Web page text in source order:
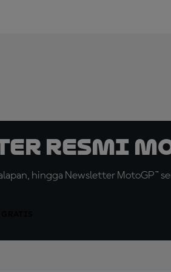
Resmi
hingga Newsletter MotoGP™